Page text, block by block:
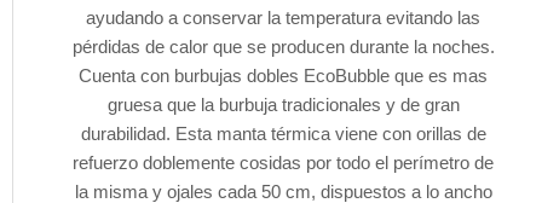
ayudando a conservar la temperatura evitando las
pérdidas de calor que se producen durante la noches.
Cuenta con burbujas dobles EcoBubble que es mas
gruesa que la burbuja tradicionales y de gran
durabilidad. Esta manta térmica viene con orillas de
refuerzo doblemente cosidas por todo el perímetro de
la misma y ojales cada 50 cm, dispuestos a lo ancho